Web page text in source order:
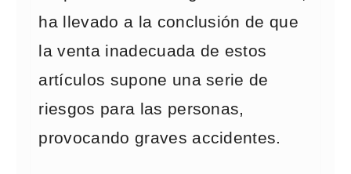
ha llevado a la conclusión de que
la venta inadecuada de estos
artículos supone una serie de
riesgos para las personas,
provocando graves accidentes.